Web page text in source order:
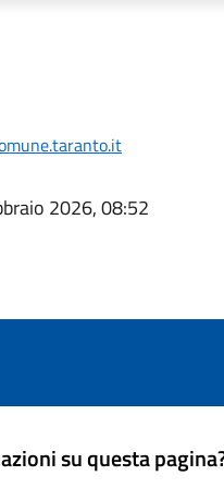
2026, 08:52
su questa